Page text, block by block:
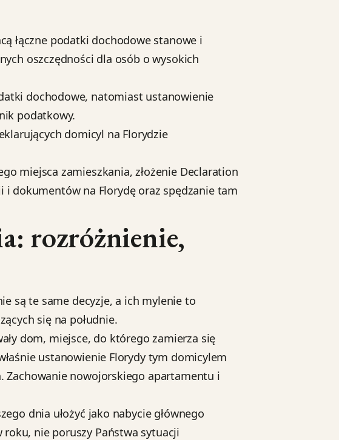
łączne podatki dochodowe stanowe i
oszczędności dla osób o wysokich
dochodowe, natomiast ustanowienie
podatkowy.
domicyl na Florydzie
miejsca zamieszkania, złożenie Declaration
dokumentów na Florydę oraz spędzanie tam
rozróżnienie,
są te same decyzje, a ich mylenie to
się na południe.
dom, miejsce, do którego zamierza się
ustanowienie Florydy tym domicylem
Zachowanie nowojorskiego apartamentu i
dnia ułożyć jako nabycie głównego
nie poruszy Państwa sytuacji